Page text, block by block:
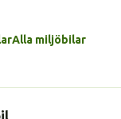
Alla miljöbilar